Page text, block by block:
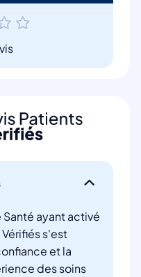
ayant activé
s'est
et la
des soins